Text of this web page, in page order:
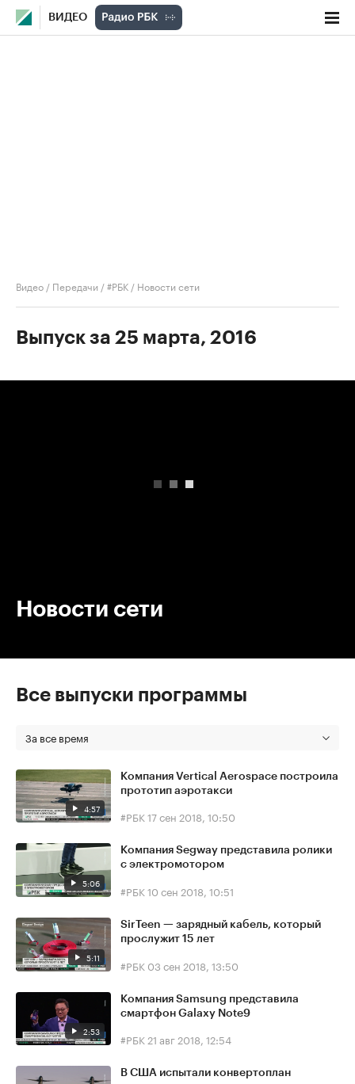
ВИДЕО
Видео / Передачи /#РБК / Новости сети
Выпуск за 25 марта, 2016
Новости сети
Все выпуски программы
За все время
4:57
Компания Vertical Aerospace построила
прототип аэротакси
#РБК17 сен 2018, 10:50
5:06
Компания Segway представила ролики
с электромотором
#РБК10 сен 2018, 10:51
5:11
SirTeen — зарядный кабель, который
прослужит 15 лет
#РБК 03 сен 2018, 13:50
2:53
Компания Samsung представила
смартфон Galaxy Note9
#РБК 21 авг 2018, 12:54
В США испытали конвертоплан